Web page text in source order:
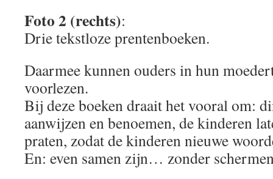
Foto 2 (rechts):
Drie tekstloze prentenboeken.
Daarmee kunnen ouders in hun
voorlezen.
Bij deze boeken draait het vooral om:
aanwijzen en benoemen, de kinderen
praten, zodat de kinderen nieuwe
En: even samen zijn… zonder